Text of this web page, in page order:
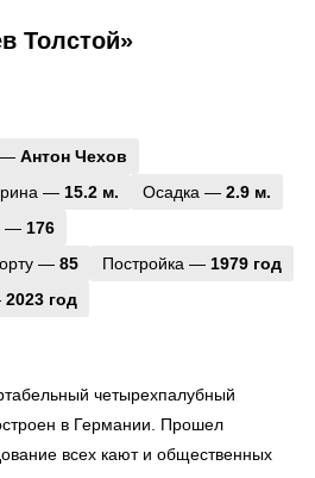
Толстой»
— Антон Чехов
— 15.2 м. Осадка — 2.9 м.
— 176
— 85 Постройка — 1979 год
2023 год
четырехпалубный
в Германии. Прошел
всех кают и общественных